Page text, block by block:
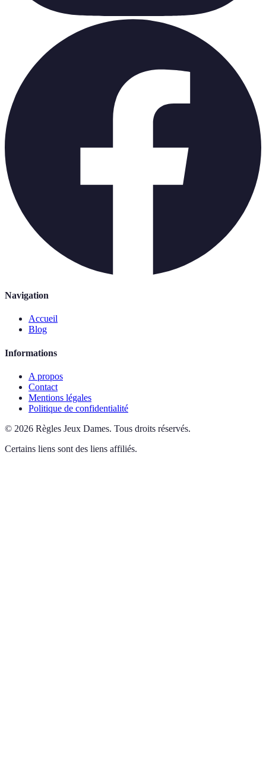
Navigation
Accueil
Blog
Informations
A propos
Contact
Mentions légales
Politique de confidentialité
© 2026 Règles Jeux Dames. Tous droits réservés.
Certains liens sont des liens affiliés.